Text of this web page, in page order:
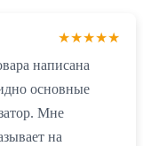
★★★★★
написана
основные
Мне
на